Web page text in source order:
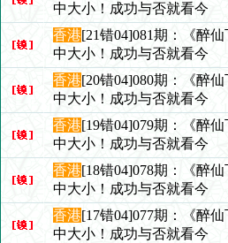
中大小！成功与否就看今
香港[21错04]081期：《醉
中大小！成功与否就看今
香港[20错04]080期：《醉
中大小！成功与否就看今
香港[19错04]079期：《醉
中大小！成功与否就看今
香港[18错04]078期：《醉
中大小！成功与否就看今
香港[17错04]077期：《醉
中大小！成功与否就看今